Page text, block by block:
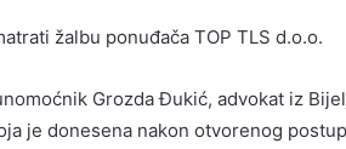
žalbu ponuđača TOP TLS d.o.o.
Grozda Đukić, advokat iz
je donesena nakon otvorenog